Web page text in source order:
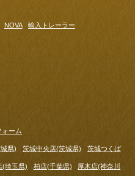
NOVA 輸入トレーラー
ォーム
県) 茨城中央店(茨城県) 茨城つくば
(埼玉県) 柏店(千葉県) 厚木店(神奈川